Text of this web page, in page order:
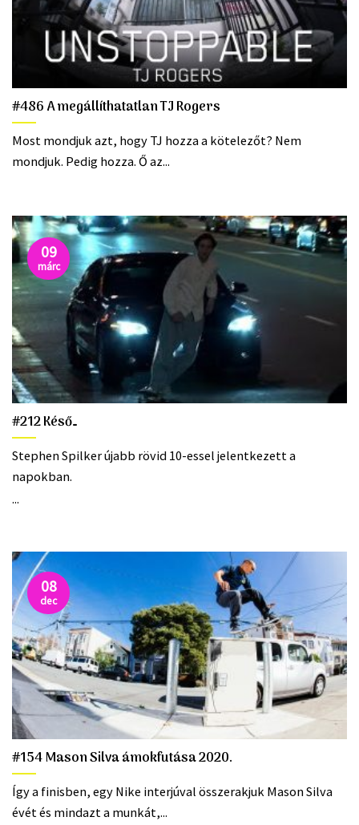
#486 A megállíthatatlan TJ Rogers
Most mondjuk azt, hogy TJ hozza a kötelezőt? Nem
mondjuk. Pedig hozza. Ő az...
#212 Késő…
Stephen Spilker újabb rövid 10-essel jelentkezett a
napokban.
...
09
márc
#154 Mason Silva ámokfutása 2020.
Így a finisben, egy Nike interjúval összerakjuk Mason Silva
évét és mindazt a munkát,...
08
dec